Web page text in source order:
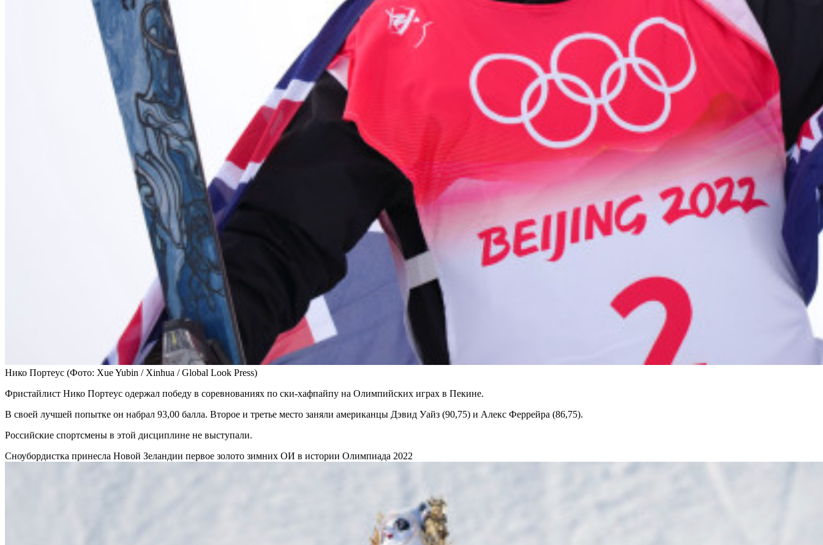
Нико Портеус (Фото: Xue Yubin / Xinhua / Global Look Press)
Фристайлист Нико Портеус одержал победу в соревнованиях по ски-хафпайпу на Олимпийских играх в Пекине.
В своей лучшей попытке он набрал 93,00 балла. Второе и третье место заняли американцы Дэвид Уайз (90,75) и Алекс Феррейра (86,75).
Российские спортсмены в этой дисциплине не выступали.
Сноубордистка принесла Новой Зеландии первое золото зимних ОИ в истории Олимпиада 2022